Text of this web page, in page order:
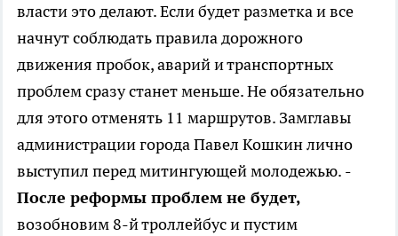
власти это делают. Если будет разметка и все
начнут соблюдать правила дорожного
движения пробок, аварий и транспортных
проблем сразу станет меньше. Не обязательно
для этого отменять 11 маршрутов. Замглавы
администрации города Павел Кошкин лично
выступил перед митингующей молодежью. -
После реформы проблем не будет,
возобновим 8-й троллейбус и пустим